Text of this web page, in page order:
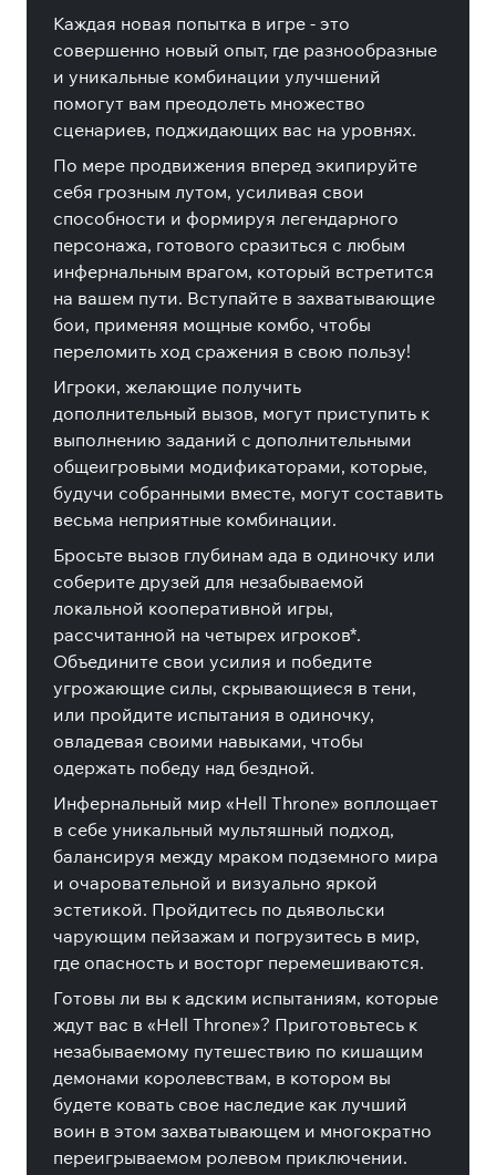
Каждая новая попытка в игре - это
совершенно новый опыт, где разнообразные
и уникальные комбинации улучшений
помогут вам преодолеть множество
сценариев, поджидающих вас на уровнях.
По мере продвижения вперед экипируйте
себя грозным лутом, усиливая свои
способности и формируя легендарного
персонажа, готового сразиться с любым
инфернальным врагом, который встретится
на вашем пути. Вступайте в захватывающие
бои, применяя мощные комбо, чтобы
переломить ход сражения в свою пользу!
Игроки, желающие получить
дополнительный вызов, могут приступить к
выполнению заданий с дополнительными
общеигровыми модификаторами, которые,
будучи собранными вместе, могут составить
весьма неприятные комбинации.
Бросьте вызов глубинам ада в одиночку или
соберите друзей для незабываемой
локальной кооперативной игры,
рассчитанной на четырех игроков*.
Объедините свои усилия и победите
угрожающие силы, скрывающиеся в тени,
или пройдите испытания в одиночку,
овладевая своими навыками, чтобы
одержать победу над бездной.
Инфернальный мир «Hell Throne» воплощает
в себе уникальный мультяшный подход,
балансируя между мраком подземного мира
и очаровательной и визуально яркой
эстетикой. Пройдитесь по дьявольски
чарующим пейзажам и погрузитесь в мир,
где опасность и восторг перемешиваются.
Готовы ли вы к адским испытаниям, которые
ждут вас в «Hell Throne»? Приготовьтесь к
незабываемому путешествию по кишащим
демонами королевствам, в котором вы
будете ковать свое наследие как лучший
воин в этом захватывающем и многократно
переигрываемом ролевом приключении.